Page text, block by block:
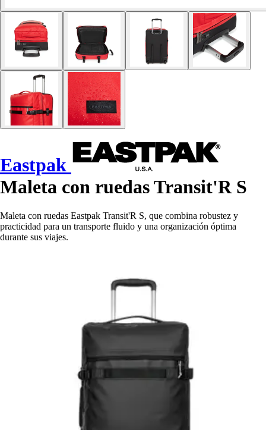
Eastpak
Maleta con ruedas Transit'R S
Maleta con ruedas Eastpak Transit'R S, que combina robustez y
practicidad para un transporte fluido y una organización óptima
durante sus viajes.